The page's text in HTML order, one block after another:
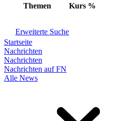
Themen Kurs %
Erweiterte Suche
Startseite
Nachrichten
Nachrichten
Nachrichten auf FN
Alle News